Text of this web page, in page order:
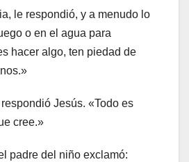
le respondió, y a menudo lo
o en el agua para
hacer algo, ten piedad de
Jesús. «Todo es
cree.»
padre del niño exclamó: